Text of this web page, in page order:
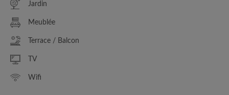
Jardin
Meublée
Terrace / Balcon
TV
Wifi